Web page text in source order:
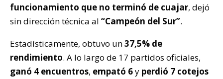
funcionamiento que no terminó de cuajar, dejó
sin dirección técnica al “Campeón del Sur”.
Estadísticamente, obtuvo un37,5% de
rendimiento. A lo largo de 17 partidos oficiales,
ganó 4 encuentros, empató 6y perdió 7 cotejos